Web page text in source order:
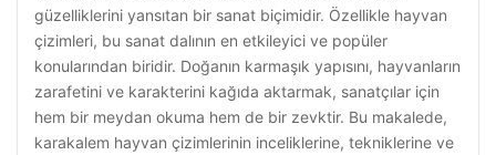
güzelliklerini yansıtan bir sanat biçimidir. Özellikle hayvan
çizimleri, bu sanat dalının en etkileyici ve popüler
konularından biridir. Doğanın karmaşık yapısını, hayvanların
zarafetini ve karakterini kağıda aktarmak, sanatçılar için
hem bir meydan okuma hem de bir zevktir. Bu makalede,
karakalem hayvan çizimlerinin inceliklerine, tekniklerine ve